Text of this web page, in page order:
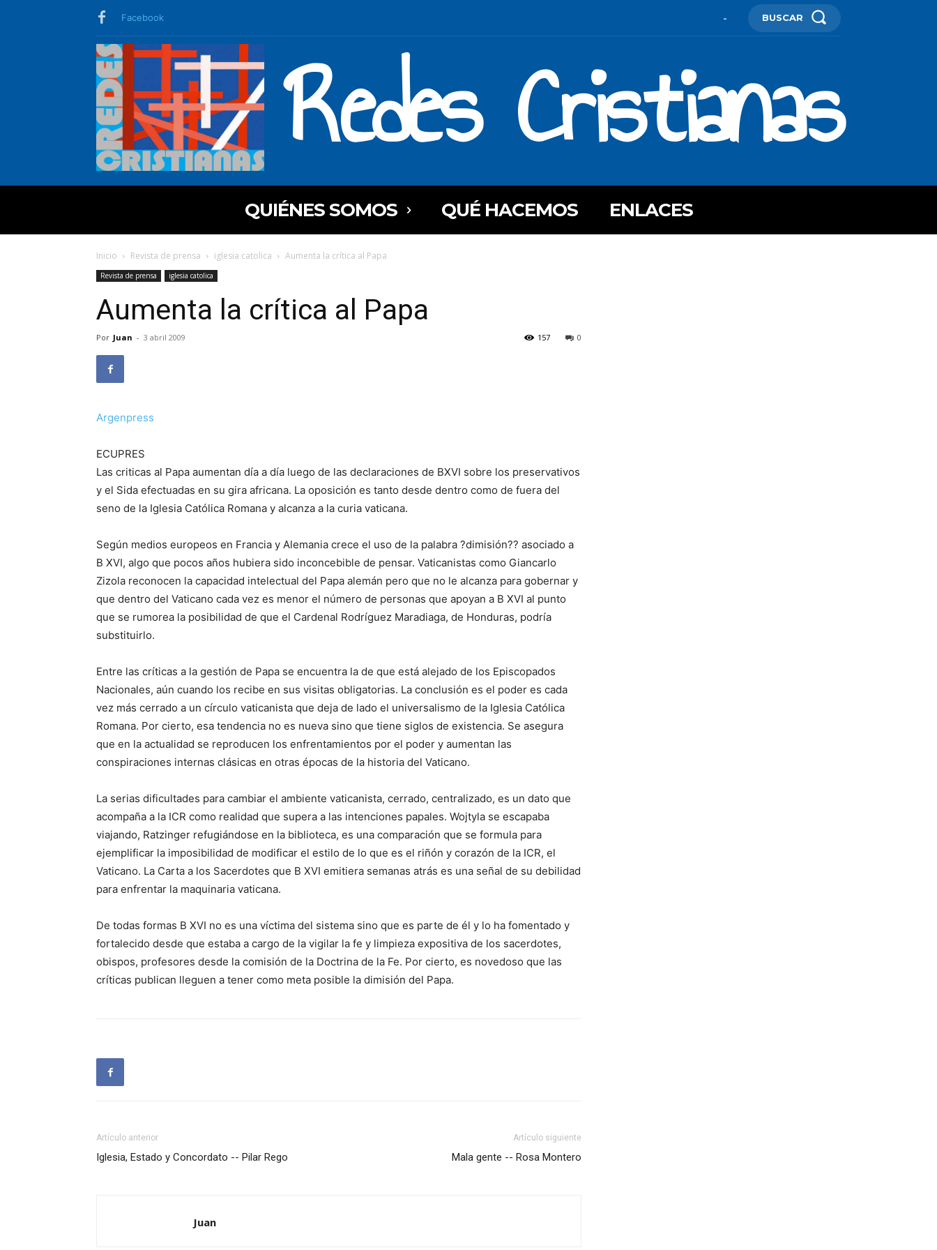
Facebook - BUSCAR
Redes Cristianas
QUIÉNES SOMOS QUÉ HACEMOS ENLACES
Inicio Revista de prensa iglesia catolica Aumenta la crítica al Papa
Revista de prensa iglesia catolica
Aumenta la crítica al Papa
Por Juan - 3 abril 2009 0
157
Argenpress
ECUPRES
Las criticas al Papa aumentan día a día luego de las declaraciones de BXVI sobre los preservativos
y el Sida efectuadas en su gira africana. La oposición es tanto desde dentro como de fuera del
seno de la Iglesia Católica Romana y alcanza a la curia vaticana.
Según medios europeos en Francia y Alemania crece el uso de la palabra ?dimisión?? asociado a
B XVI, algo que pocos años hubiera sido inconcebible de pensar. Vaticanistas como Giancarlo
Zizola reconocen la capacidad intelectual del Papa alemán pero que no le alcanza para gobernar y
que dentro del Vaticano cada vez es menor el número de personas que apoyan a B XVI al punto
que se rumorea la posibilidad de que el Cardenal Rodríguez Maradiaga, de Honduras, podría
substituirlo.
Entre las críticas a la gestión de Papa se encuentra la de que está alejado de los Episcopados
Nacionales, aún cuando los recibe en sus visitas obligatorias. La conclusión es el poder es cada
vez más cerrado a un círculo vaticanista que deja de lado el universalismo de la Iglesia Católica
Romana. Por cierto, esa tendencia no es nueva sino que tiene siglos de existencia. Se asegura
que en la actualidad se reproducen los enfrentamientos por el poder y aumentan las
conspiraciones internas clásicas en otras épocas de la historia del Vaticano.
La serias dificultades para cambiar el ambiente vaticanista, cerrado, centralizado, es un dato que
acompaña a la ICR como realidad que supera a las intenciones papales. Wojtyla se escapaba
viajando, Ratzinger refugiándose en la biblioteca, es una comparación que se formula para
ejemplificar la imposibilidad de modificar el estilo de lo que es el riñón y corazón de la ICR, el
Vaticano. La Carta a los Sacerdotes que B XVI emitiera semanas atrás es una señal de su debilidad
para enfrentar la maquinaria vaticana.
De todas formas B XVI no es una víctima del sistema sino que es parte de él y lo ha fomentado y
fortalecido desde que estaba a cargo de la vigilar la fe y limpieza expositiva de los sacerdotes,
obispos, profesores desde la comisión de la Doctrina de la Fe. Por cierto, es novedoso que las
críticas publican lleguen a tener como meta posible la dimisión del Papa.
Artículo anterior
Iglesia, Estado y Concordato -- Pilar Rego
Artículo siguiente
Mala gente -- Rosa Montero
Juan